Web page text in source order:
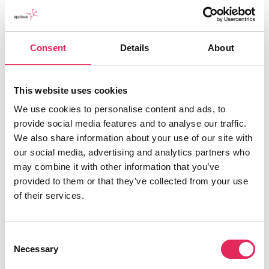
Consent Details About
This website uses cookies
We use cookies to personalise content and ads, to
provide social media features and to analyse our traffic.
We also share information about your use of our site with
our social media, advertising and analytics partners who
may combine it with other information that you’ve
provided to them or that they’ve collected from your use
of their services.
Selection
Necessary
man tænker børn med på en helt anden måde, så er det
omfattende. Tid er derfor også en vigtig faktor. Vi har
haft ret lange møder, og det har været givtigt, fordi det
har skabt et stærkt tillidsbånd og refleksionsrum. På
den måde står man på skuldrene af hinanden.”
Generelle processerfaringer
Louise Ejgod Hansen, lektor og forskningsleder på
Center for Kulturevaluering, har været med til at
udvælge de fem Applaus-projekter, og hun har også
fulgt dem undervejs (i samarbejde med Nanna
Holdgaard) med månedlige logbøger og interviews
midtvejs.
udfordrede af Corona, fordi de oprindeligt ville måle på,
har haft mere interne processer, har været mindre